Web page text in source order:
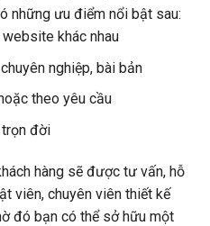
những ưu điểm nổi bật sau:
khác nhau
nghiệp, bài bản
theo yêu cầu
đời
hàng sẽ được tư vấn, hỗ
viên, chuyên viên thiết kế
đó bạn có thể sở hữu một